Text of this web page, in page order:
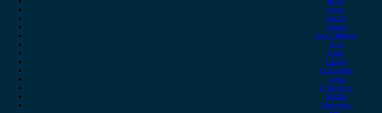
iveco
Jaecoo
Jaguar
Jeep Chrysler
KIA
Lada
Lancia
Leapmotor
Lexus
Lynk & co
Mazda
Mercedes